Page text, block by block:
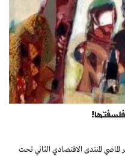
المنتدى الاقتصادي الثاني تحت